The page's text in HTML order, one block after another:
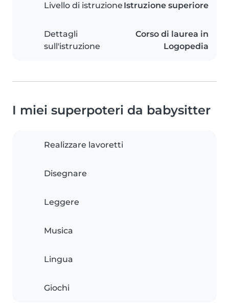
Livello di istruzione Istruzione superiore
Dettagli
sull'istruzione
Corso di laurea in
Logopedia
I miei superpoteri da babysitter
Realizzare lavoretti
Disegnare
Leggere
Musica
Lingua
Giochi